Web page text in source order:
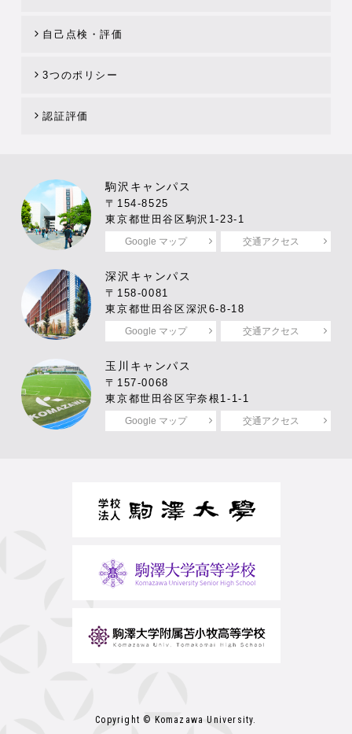
自己点検・評価
3つのポリシー
認証評価
駒沢キャンパス
〒154-8525
東京都世田谷区駒沢1-23-1
Google マップ 交通アクセス
深沢キャンパス
〒158-0081
東京都世田谷区深沢6-8-18
Google マップ 交通アクセス
玉川キャンパス
〒157-0068
東京都世田谷区宇奈根1-1-1
Google マップ 交通アクセス
Copyright © Komazawa University.